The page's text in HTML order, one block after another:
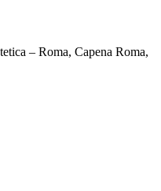
– Roma, Capena Roma,